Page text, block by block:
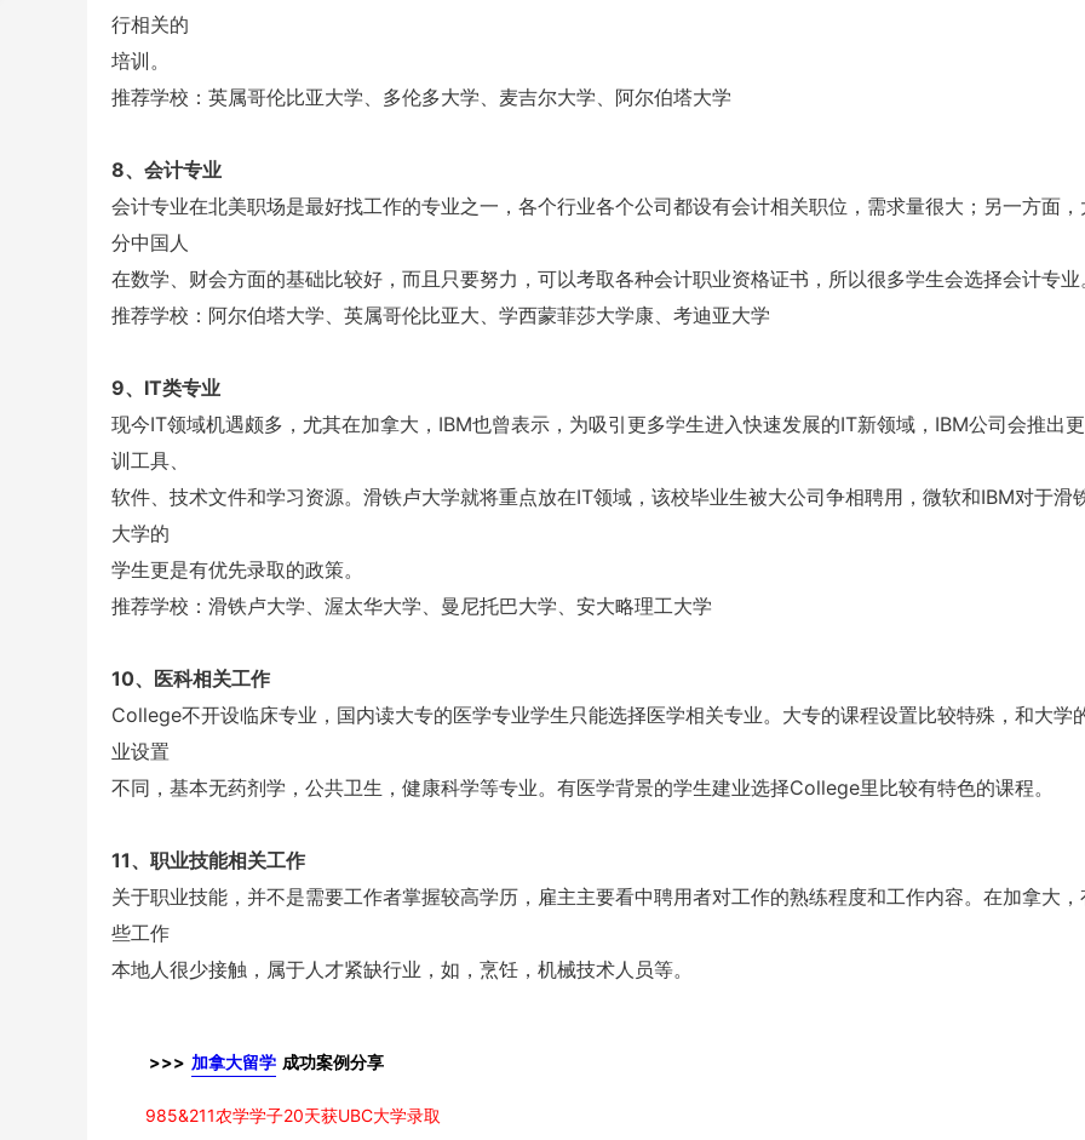
行相关的
培训。
推荐学校：英属哥伦比亚大学、多伦多大学、麦吉尔大学、阿尔伯塔大学
8、会计专业
会计专业在北美职场是最好找工作的专业之一，各个行业各个公司都设有会计相关职位，需求量很大；另一方面，
分中国人
在数学、财会方面的基础比较好，而且只要努力，可以考取各种会计职业资格证书，所以很多学生会选择会计专业
推荐学校：阿尔伯塔大学、英属哥伦比亚大、学西蒙菲莎大学康、考迪亚大学
9、IT类专业
现今IT领域机遇颇多，尤其在加拿大，IBM也曾表示，为吸引更多学生进入快速发展的IT新领域，IBM公司会推出
训工具、
软件、技术文件和学习资源。滑铁卢大学就将重点放在IT领域，该校毕业生被大公司争相聘用，微软和IBM对于滑
大学的
学生更是有优先录取的政策。
推荐学校：滑铁卢大学、渥太华大学、曼尼托巴大学、安大略理工大学
10、医科相关工作
College不开设临床专业，国内读大专的医学专业学生只能选择医学相关专业。大专的课程设置比较特殊，和大学
业设置
不同，基本无药剂学，公共卫生，健康科学等专业。有医学背景的学生建业选择College里比较有特色的课程。
11、职业技能相关工作
关于职业技能，并不是需要工作者掌握较高学历，雇主主要看中聘用者对工作的熟练程度和工作内容。在加拿大，
些工作
本地人很少接触，属于人才紧缺行业，如，烹饪，机械技术人员等。
>>> 加拿大留学 成功案例分享
985&211农学学子20天获UBC大学录取